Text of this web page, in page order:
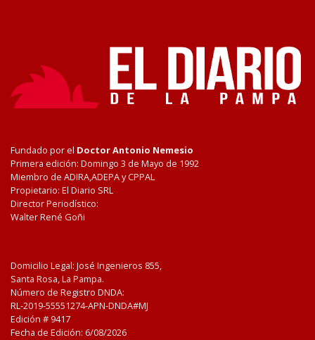
Fundado por el Doctor Antonio Nemesio
Primera edición: Domingo 3 de Mayo de 1992
Miembro de ADIRA,ADEPA y CPPAL
Propietario: El Diario SRL
Director Periodístico:
Walter René Goñi
Domicilio Legal: José Ingenieros 855,
Santa Rosa, La Pampa.
Número de Registro DNDA:
RL-2019-55551274-APN-DNDA#MJ
Edición # 9417
Fecha de Edición: 6/08/2026